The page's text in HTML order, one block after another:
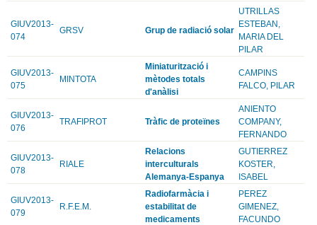
GIUV2013-
074
GRSV Grup de radiació solar
UTRILLAS
ESTEBAN,
MARIA DEL
PILAR
GIUV2013-
075
MINTOTA
Miniaturització i
mètodes totals
d'anàlisi
CAMPINS
FALCO, PILAR
GIUV2013-
076
TRAFIPROT Tràfic de proteïnes
ANIENTO
COMPANY,
FERNANDO
GIUV2013-
078
RIALE
Relacions
interculturals
Alemanya-Espanya
GUTIERREZ
KOSTER,
ISABEL
GIUV2013-
079
R.F.E.M.
Radiofarmàcia i
estabilitat de
medicaments
PEREZ
GIMENEZ,
FACUNDO